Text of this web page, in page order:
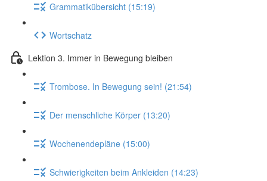
Grammatikübersicht (15:19)
Wortschatz
Lektion 3. Immer in Bewegung bleiben
Trombose. In Bewegung sein! (21:54)
Der menschliche Körper (13:20)
Wochenendepläne (15:00)
Schwierigkeiten beim Ankleiden (14:23)